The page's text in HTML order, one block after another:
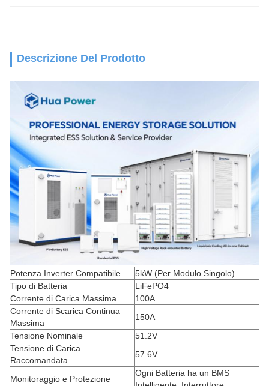
Descrizione Del Prodotto
Potenza Inverter Compatibile
5kW (Per Modulo Singolo)
Tipo di Batteria
LiFePO4
Corrente di Carica Massima
100A
Corrente di Scarica Continua
Massima
150A
Tensione Nominale
51.2V
Tensione di Carica
Raccomandata
57.6V
Monitoraggio e Protezione
Ogni Batteria ha un BMS